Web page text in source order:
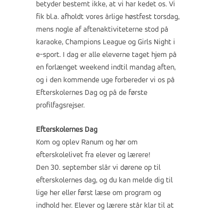
betyder bestemt ikke, at vi har kedet os. Vi
fik bl.a. afholdt vores årlige høstfest torsdag,
mens nogle af aftenaktiviteterne stod på
karaoke, Champions League og Girls Night i
e-sport. I dag er alle eleverne taget hjem på
en forlænget weekend indtil mandag aften,
og i den kommende uge forbereder vi os på
Efterskolernes Dag og på de første
profilfagsrejser.
Efterskolernes Dag
Kom og oplev Ranum og hør om
efterskolelivet fra elever og lærere!
Den 30. september slår vi dørene op til
efterskolernes dag, og du kan melde dig til
lige her eller først læse om program og
indhold her. Elever og lærere står klar til at